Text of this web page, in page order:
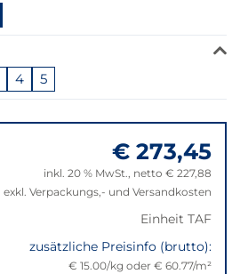
4 5
€ 273,45
inkl. 20 % MwSt., netto € 227,88
exkl. Verpackungs,- und Versandkosten
Einheit TAF
zusätzliche Preisinfo (brutto):
€ 15.00/kg oder € 60.77/m²